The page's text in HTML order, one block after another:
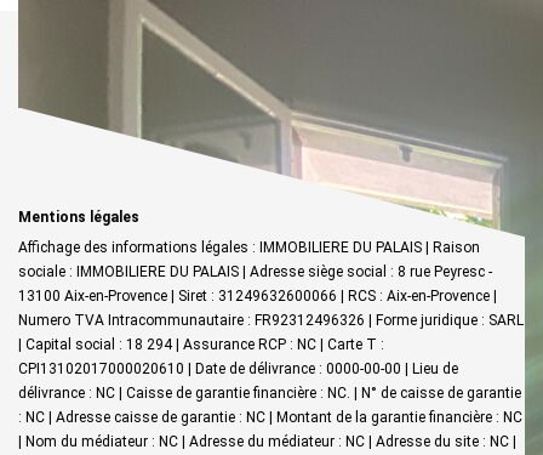
Mentions légales
Affichage des informations légales : IMMOBILIERE DU PALAIS | Raison
sociale : IMMOBILIERE DU PALAIS | Adresse siège social : 8 rue Peyresc -
13100 Aix-en-Provence | Siret : 31249632600066 | RCS : Aix-en-Provence |
Numero TVA Intracommunautaire : FR92312496326 | Forme juridique : SARL
| Capital social : 18 294 | Assurance RCP : NC | Carte T :
CPI13102017000020610 | Date de délivrance : 0000-00-00 | Lieu de
délivrance : NC | Caisse de garantie financière : NC. | N° de caisse de garantie
: NC | Adresse caisse de garantie : NC | Montant de la garantie financière : NC
| Nom du médiateur : NC | Adresse du médiateur : NC | Adresse du site : NC |